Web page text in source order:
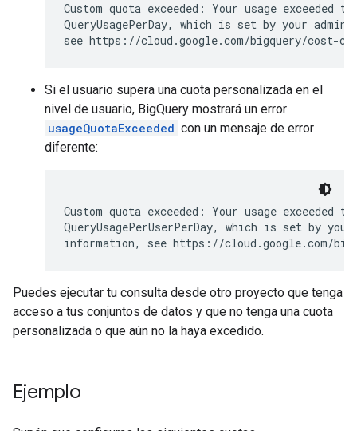
Custom quota exceeded: Your usage exceeded
QueryUsagePerDay, which is set by your
see https://cloud.google.com/bigquery/cost-
Si el usuario supera una cuota personalizada en el
nivel de usuario, BigQuery mostrará un error
usageQuotaExceeded con un mensaje de error
diferente:
Custom quota exceeded: Your usage exceeded
QueryUsagePerUserPerDay, which is set by
information, see https://cloud.google.com/
Puedes ejecutar tu consulta desde otro proyecto que tenga
acceso a tus conjuntos de datos y que no tenga una cuota
personalizada o que aún no la haya excedido.
Ejemplo